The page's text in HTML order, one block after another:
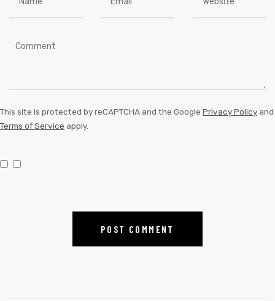
This site is protected by reCAPTCHA and the Google Privacy Policy and
Terms of Service apply.